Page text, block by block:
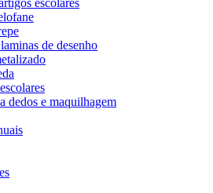
escolares
de desenho
dedos e maquilhagem